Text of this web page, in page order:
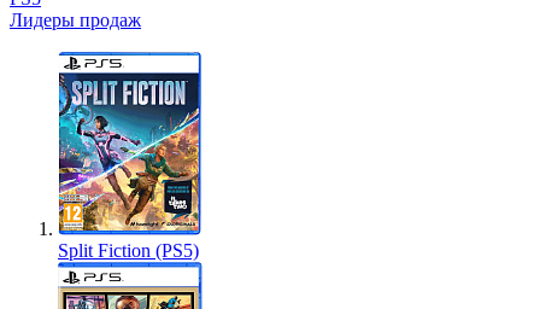
Лидеры продаж
Split Fiction (PS5)